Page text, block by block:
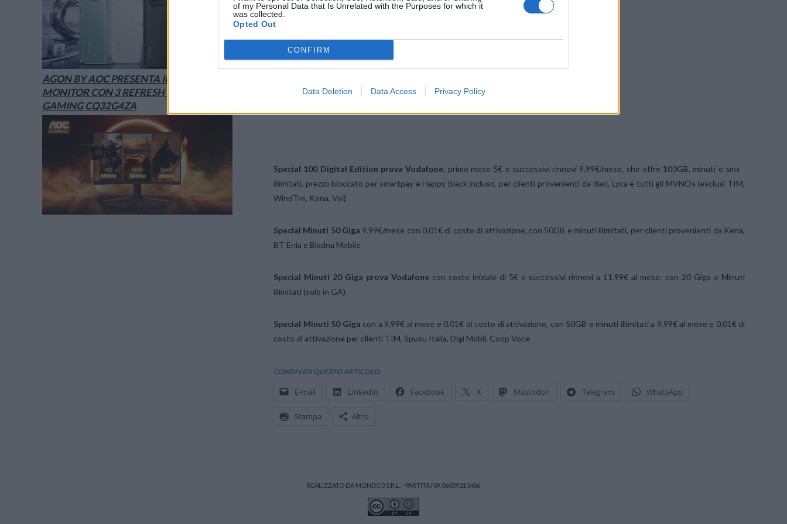
of my Personal Data that Is Unrelated with the Purposes for which it
was collected.
Opted Out
CONFIRM
Data Deletion Data Access Privacy Policy
Special 100 Digital Edition prova Vodafone, primo mese 5€ e successivi rinnovi 9.99€/mese, che offre 100GB, minuti e sms
illimitati, prezzo bloccato per smartpay e Happy Black incluso, per clienti provenienti da Iliad, Lyca e tutti gli MVNOs (esclusi TIM,
WindTre, Kena, Vei)
Special Minuti 50 Giga 9.99€/mese con 0.01€ di costo di attivazione, con 50GB e minuti illimitati, per clienti provenienti da Kena,
BT Enia e Bladna Mobile
Special Minuti 20 Giga prova Vodafonecon costo iniziale di 5€ e successivi rinnovi a 11.99€ al mese: con 20 Giga e Minuti
illimitati (solo in GA)
Special Minuti 50 Giga con a 9,99€ al mese e 0,01€ di costo di attivazione, con 50GB e minuti illimitati a 9,99€ al mese e 0,01€ di
costo di attivazione per clienti TIM, Spusu Italia, Digi Mobil, Coop Voce
CONDIVIDI QUESTO ARTICOLO:
E-mail LinkedIn Facebook X Mastodon Telegram WhatsApp
Stampa Altro
AGON BY AOC PRESENTA IL NUOVO
MONITOR CON 3 REFRESH RATE: ECCO IL
GAMING CQ32G4ZA
REALIZZATO DA MONDO3 S.R.L. - PARTITA IVA 06039210486